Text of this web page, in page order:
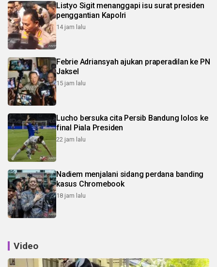
Listyo Sigit menanggapi isu surat presiden
penggantian Kapolri
14 jam lalu
Febrie Adriansyah ajukan praperadilan ke PN
Jaksel
15 jam lalu
Lucho bersuka cita Persib Bandung lolos ke
final Piala Presiden
22 jam lalu
Nadiem menjalani sidang perdana banding
kasus Chromebook
18 jam lalu
Video